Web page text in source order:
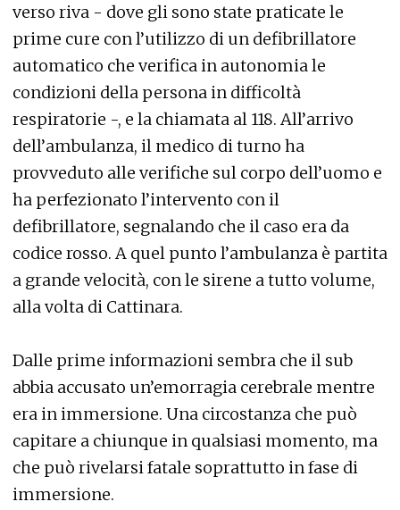
verso riva - dove gli sono state praticate le
prime cure con l’utilizzo di un defibrillatore
automatico che verifica in autonomia le
condizioni della persona in difficoltà
respiratorie -, e la chiamata al 118. All’arrivo
dell’ambulanza, il medico di turno ha
provveduto alle verifiche sul corpo dell’uomo e
ha perfezionato l’intervento con il
defibrillatore, segnalando che il caso era da
codice rosso. A quel punto l’ambulanza è partita
a grande velocità, con le sirene a tutto volume,
alla volta di Cattinara.
Dalle prime informazioni sembra che il sub
abbia accusato un’emorragia cerebrale mentre
era in immersione. Una circostanza che può
capitare a chiunque in qualsiasi momento, ma
che può rivelarsi fatale soprattutto in fase di
immersione.